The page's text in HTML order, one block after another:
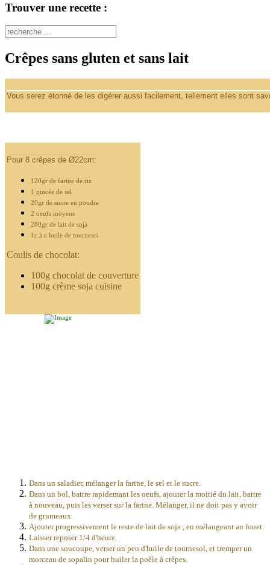
Trouver une recette :
Crêpes sans gluten et sans lait
Vous serez étonné de les digérer aussi facilement, tellement elles sont
Pour 8 crêpes de Ø22cm:
120gr de farine de riz
1 pincée de sel
20gr de sucre en poudre
2 oeufs moyens
280gr de lait de soja
1c.à.c huile de tournesol
Coulis de chocolat:
100g chocolat de couverture
100g crème soja cuisine
Dans un saladier, mélanger la farine, le sel et le sucre.
Dans un bol, battre rapidemant les oeufs, ajouter la moitié du lait, battre
à nouveau, puis les verser sur la farine. Mélanger, il ne doit pas y avoir
de grumeaux.
Ajouter progressivement le reste de lait de soja , en mélangeant au fouet.
Laisser reposer 1/4 d'heure.
Dans une soucoupe, verser un peu d'huile de tournesol, et tremper un
morceau de sopalin pour huiler la poêle à crêpes.